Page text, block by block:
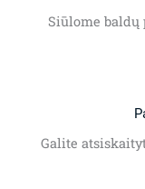
Siūlome
Galite